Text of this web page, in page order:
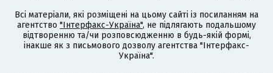
Всі матеріали, які розміщені на цьому сайті із посиланням на
агентство "Інтерфакс-Україна", не підлягають подальшому
відтворенню та/чи розповсюдженню в будь-якій формі,
інакше як з письмового дозволу агентства "Інтерфакс-
Україна".